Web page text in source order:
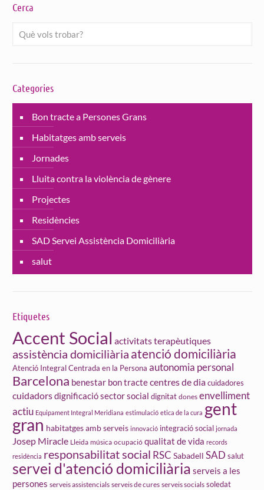
Cerca
Categories
Bon tracte a Persones Grans
Habitatges amb serveis
Jornades
Lluita contra la violència de gènere
Projectes
Residències
SAD Servei Assistència Domiciliària
salut
Etiquetes
Accent Social activitats terapèutiques
assistència domiciliària atenció domiciliària
Atenció Integral Centrada en la Persona autonomia personal
Barcelona benestar bon tractecentres de diacuidadores
cuidadorsdignificació sector social dignitat dones envelliment
actiu Equipament Integral Meridiana estimulació etica de la cura gent
gran habitatges amb serveis innovació integració social jornada
Josep Miracle Lleida música ocupació qualitat de vida records
residència responsabilitat social RSC Sabadell SAD salut
servei d'atenció domiciliària serveis a les
persones serveis assistencials serveis de cures serveis socials soledat